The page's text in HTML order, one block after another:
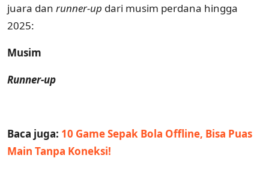
juara dan runner-up dari musim perdana hingga
2025:
Musim
Runner-up
Baca juga: 10 Game Sepak Bola Offline, Bisa Puas
Main Tanpa Koneksi!